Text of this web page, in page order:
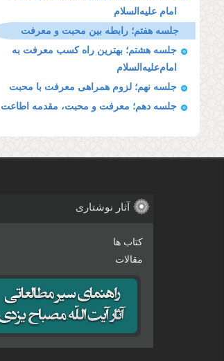
امام علیه‌السلام
جلسه هفتم؛ رابطه بین محبت و معرفت
جلسه هشتم؛ بهترین راه کسب معرفت به
امام‌علیه‌السلام
جلسه نهم؛ لزوم همراهی معرفت با محبت
جلسه دهم؛ معرفت و محبت، مقدمه اطاعت
آثار نوشتاری
کتاب ها
مقالات